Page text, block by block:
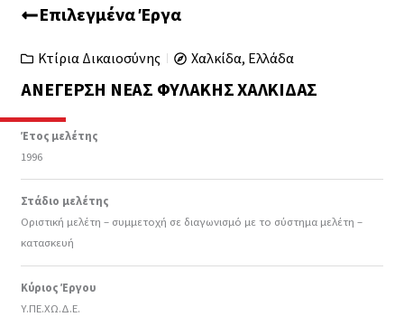
Επιλεγμένα Έργα
Κτίρια Δικαιοσύνης Χαλκίδα, Ελλάδα
ΑΝΈΓΕΡΣΗ ΝΈΑΣ ΦΥΛΑΚΉΣ ΧΑΛΚΊΔΑΣ
Έτος μελέτης
1996
Στάδιο μελέτης
Οριστική μελέτη – συμμετοχή σε διαγωνισμό με το σύστημα μελέτη –
κατασκευή
Κύριος Έργου
Υ.ΠΕ.ΧΩ.Δ.Ε.